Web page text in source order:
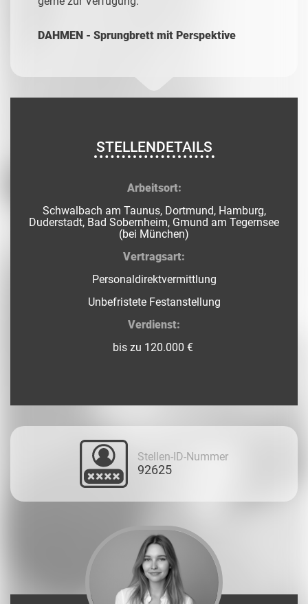
DAHMEN - Sprungbrett mit Perspektive
STELLENDETAILS
Arbeitsort:
Schwalbach am Taunus, Dortmund, Hamburg,
Duderstadt, Bad Sobernheim, Gmund am Tegernsee
(bei München)
Vertragsart:
Personaldirektvermittlung
Unbefristete Festanstellung
Verdienst:
bis zu 120.000 €
Stellen-ID-Nummer
92625